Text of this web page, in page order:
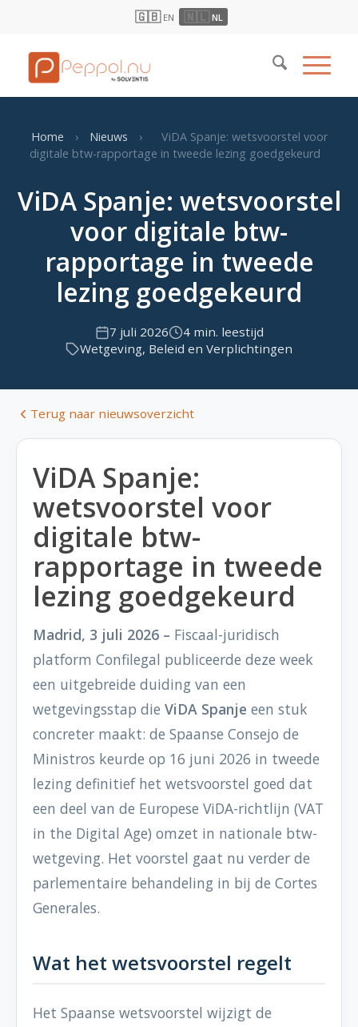
🇬🇧 EN 🇳🇱 NL
Home › Nieuws ›
ViDA Spanje: wetsvoorstel voor
digitale btw-rapportage in tweede lezing goedgekeurd
ViDA Spanje: wetsvoorstel
voor digitale btw-
rapportage in tweede
lezing goedgekeurd
7 juli 2026
4 min. leestijd
Wetgeving, Beleid en Verplichtingen
Terug naar nieuwsoverzicht
ViDA Spanje:
wetsvoorstel voor
digitale btw-
rapportage in tweede
lezing goedgekeurd
Madrid, 3 juli 2026 – Fiscaal-juridisch
platform Confilegal publiceerde deze week
een uitgebreide duiding van een
wetgevingsstap die ViDA Spanje een stuk
concreter maakt: de Spaanse Consejo de
Ministros keurde op 16 juni 2026 in tweede
lezing definitief het wetsvoorstel goed dat
een deel van de Europese ViDA-richtlijn (VAT
in the Digital Age) omzet in nationale btw-
wetgeving. Het voorstel gaat nu verder de
parlementaire behandeling in bij de Cortes
Generales.
Wat het wetsvoorstel regelt
Het Spaanse wetsvoorstel wijzigt de